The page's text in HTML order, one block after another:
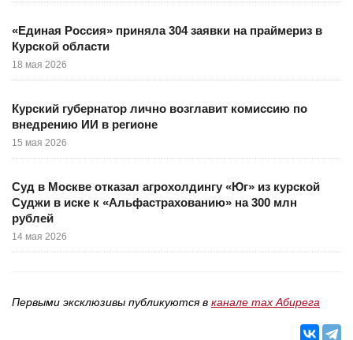
«Единая Россия» приняла 304 заявки на праймериз в
Курской области
18 мая 2026
Курский губернатор лично возглавит комиссию по
внедрению ИИ в регионе
15 мая 2026
Суд в Москве отказал агрохолдингу «Юг» из курской
Суджи в иске к «Альфастрахованию» на 300 млн
рублей
14 мая 2026
Первыми эксклюзивы публикуются в канале max Абирега